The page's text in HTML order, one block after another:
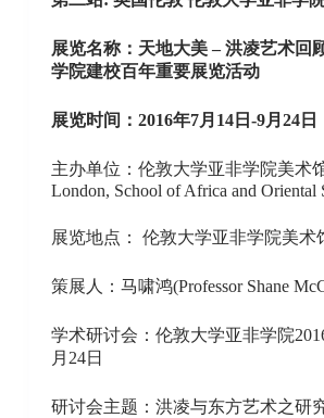
展览名称：天地大美 – 洪凌艺术回
学院建校百年重要展览活动
展览时间：2016年7月14日-9月24日
主办单位：伦敦大学亚非学院美术
London, School of Africa and Oriental
展览地点： 伦敦大学亚非学院美术
策展人：马啸鸿(Professor Shane
学术研讨会：伦敦大学亚非学院
月24日
研讨会主题：洪凌与东方艺术之研